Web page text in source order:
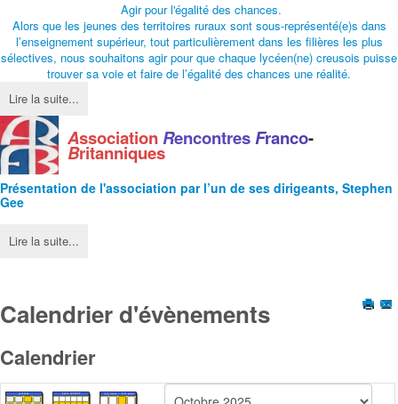
Agir pour l'égalité des chances.
Alors que les jeunes des territoires ruraux sont sous-représenté(e)s dans
l’enseignement supérieur, tout particulièrement dans les filières les plus
sélectives, nous souhaitons agir pour que chaque lycéen(ne) creusois puisse
trouver sa voie et faire de l’égalité des chances une réalité.
Lire la suite...
AssociationRencontresFranco-
Britanniques
Présentation de l'association par l’un de ses dirigeants, Stephen
Gee
Lire la suite...
Calendrier d'évènements
Calendrier